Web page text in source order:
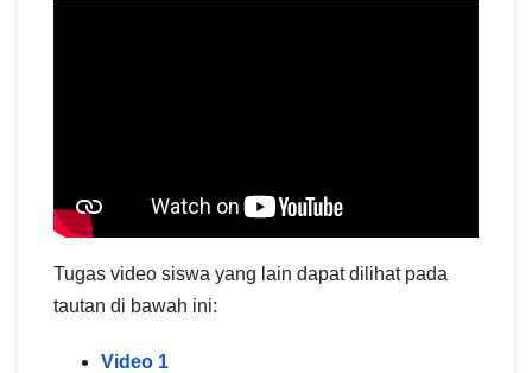
Tugas video siswa yang lain dapat dilihat pada
tautan di bawah ini:
Video 1